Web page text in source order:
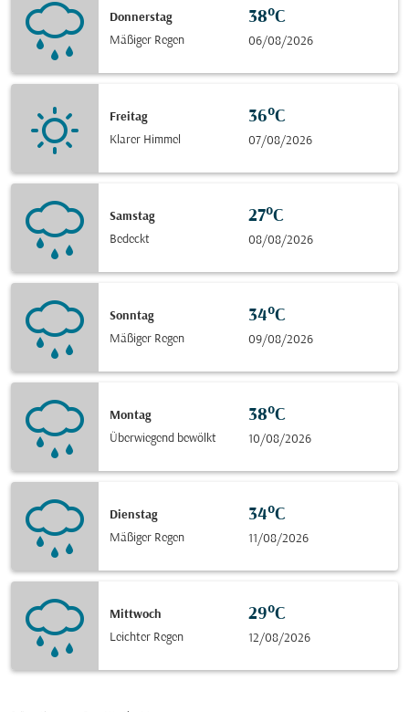
Donnerstag
Mäßiger Regen
38°C
06/08/2026
Freitag
Klarer Himmel
36°C
07/08/2026
Samstag
Bedeckt
27°C
08/08/2026
Sonntag
Mäßiger Regen
34°C
09/08/2026
Montag
Überwiegend bewölkt
38°C
10/08/2026
Dienstag
Mäßiger Regen
34°C
11/08/2026
Mittwoch
Leichter Regen
29°C
12/08/2026